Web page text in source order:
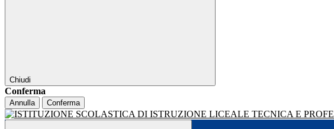
Chiudi
Conferma
Annulla Conferma